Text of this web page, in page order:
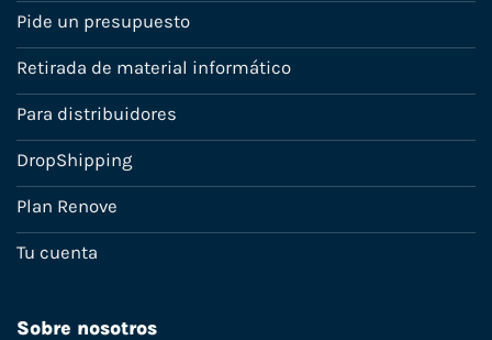
Pide un presupuesto
Retirada de material informático
Para distribuidores
DropShipping
Plan Renove
Tu cuenta
Sobre nosotros